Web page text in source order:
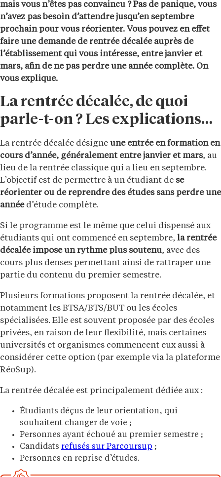
mais vous n’êtes pas convaincu ? Pas de panique, vous
n’avez pas besoin d’attendre jusqu’en septembre
prochain pour vous réorienter. Vous pouvez en effet
faire une demande de rentrée décalée auprès de
l’établissement qui vous intéresse, entre janvier et
mars, afin de ne pas perdre une année complète. On
vous explique.
La rentrée décalée, de quoi
parle-t-on ? Les explications…
La rentrée décalée désigne une entrée en formation en
cours d’année, généralement entre janvier et mars, au
lieu de la rentrée classique qui a lieu en septembre.
L’objectif est de permettre à un étudiant de se
réorienter ou de reprendre des études sans perdre une
annéed’étude complète.
Si le programme est le même que celui dispensé aux
étudiants qui ont commencé en septembre, la rentrée
décalée impose un rythme plus soutenu, avec des
cours plus denses permettant ainsi de rattraper une
partie du contenu du premier semestre.
Plusieurs formations proposent la rentrée décalée, et
notamment les BTSA/BTS/BUT ou les écoles
spécialisées. Elle est souvent proposée par des écoles
privées, en raison de leur flexibilité, mais certaines
universités et organismes commencent eux aussi à
considérer cette option (par exemple via la plateforme
RéoSup).
La rentrée décalée est principalement dédiée aux :
Étudiants déçus de leur orientation, qui
souhaitent changer de voie ;
Personnes ayant échoué au premier semestre ;
Candidats refusés sur Parcoursup ;
Personnes en reprise d’études.